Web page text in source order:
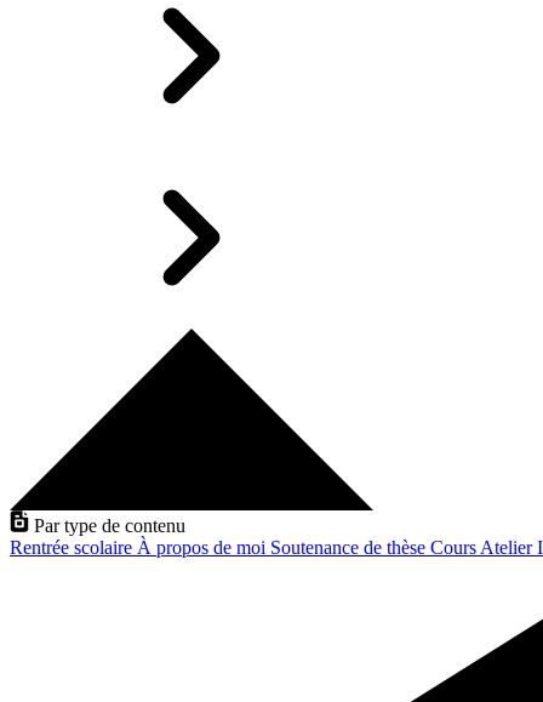
Par type de contenu
Rentrée scolaire À propos de moi Soutenance de thèse Cours Atelier